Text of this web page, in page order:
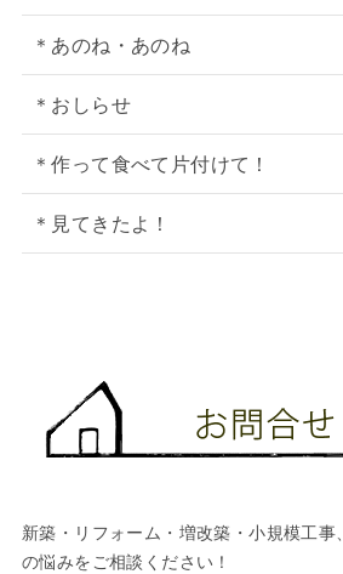
＊あのね・あのね
＊おしらせ
＊作って食べて片付けて！
＊見てきたよ！
新築・リフォーム・増改築・小規模工
の悩みをご相談ください！